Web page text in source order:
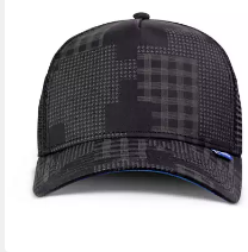
Trucker Cap Djinns HFT
Trucker Cap Camou black
(Meshcap, Basecap, Trucker
Kappe)
28,90 €
lieferbar - in 2-3 Werktagen bei dir